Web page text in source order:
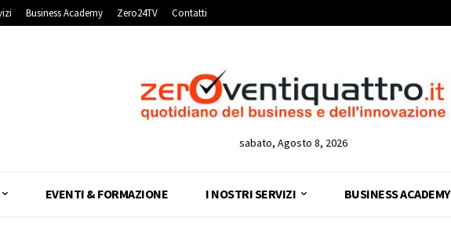
Business Academy Zero24TV Contatti
sabato, Agosto 8, 2026
EVENTI & FORMAZIONE I NOSTRI SERVIZI BUSINESS ACADEMY